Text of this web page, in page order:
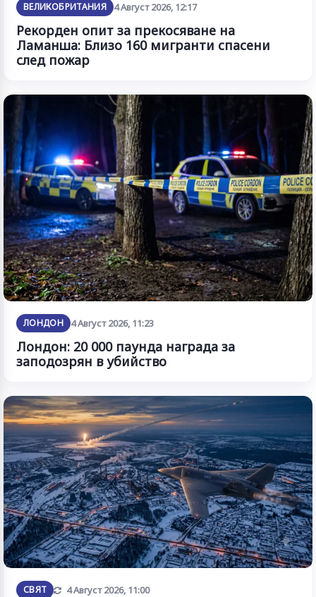
ВЕЛИКОБРИТАНИЯ 4 Август 2026, 12:17
Рекорден опит за прекосяване на
Ламанша: Близо 160 мигранти спасени
след пожар
ЛОНДОН 4 Август 2026, 11:23
Лондон: 20 000 паунда награда за
заподозрян в убийство
СВЯТ Обновена
4 Август 2026, 11:00